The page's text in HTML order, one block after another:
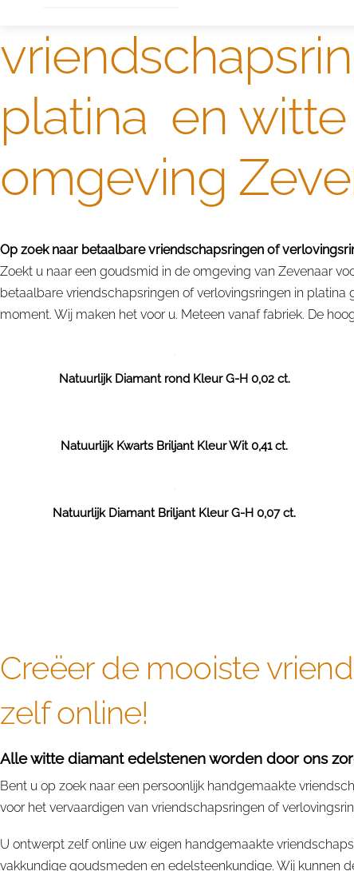
platina en
omgeving
Op zoek naar betaalbare vriendschapsringen of
Zoekt u naar een goudsmid in de omgeving van Zevenaar
betaalbare vriendschapsringen of verlovingsringen in
moment. Wij maken het voor u. Meteen vanaf fabriek. De
Natuurlijk Diamant rond Kleur G-H 0,02 ct.
Natuurlijk Kwarts Briljant Kleur Wit 0,41 ct.
Natuurlijk Diamant Briljant Kleur G-H 0,07 ct.
Creëer de mooiste
zelf online!
Alle witte diamant edelstenen worden door ons
Bent u op zoek naar een persoonlijk handgemaakte
voor het vervaardigen van vriendschapsringen of
U ontwerpt zelf online uw eigen handgemaakte
vakkundige goudsmeden en edelsteenkundige. Wij kunnen